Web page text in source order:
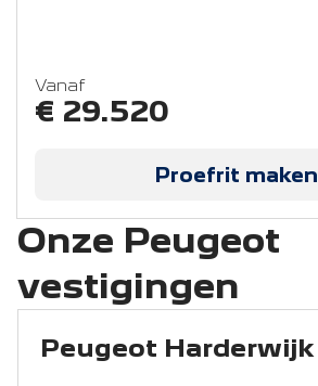
Vanaf
€ 29.520
Proefrit maken
Onze Peugeot
vestigingen
Peugeot Harderwijk